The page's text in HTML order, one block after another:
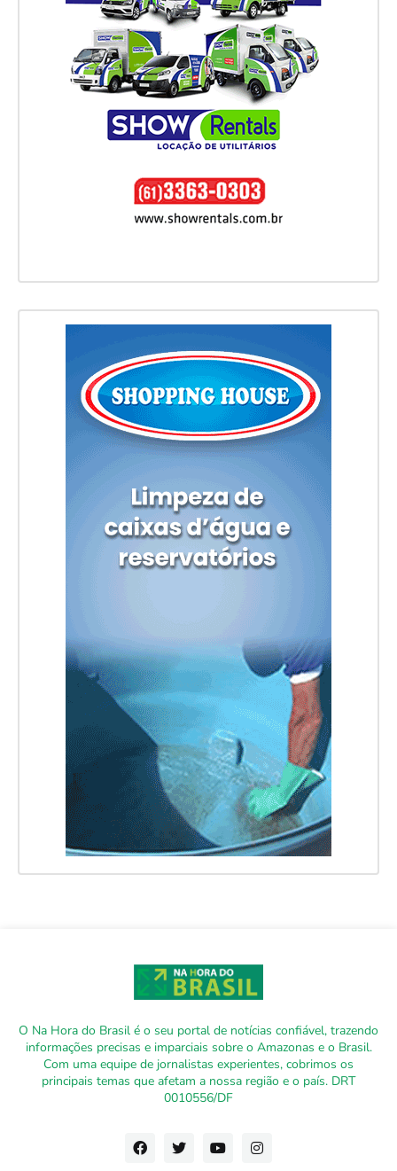
O Na Hora do Brasil é o seu portal de notícias confiável, trazendo
informações precisas e imparciais sobre o Amazonas e o Brasil.
Com uma equipe de jornalistas experientes, cobrimos os
principais temas que afetam a nossa região e o país. DRT
0010556/DF